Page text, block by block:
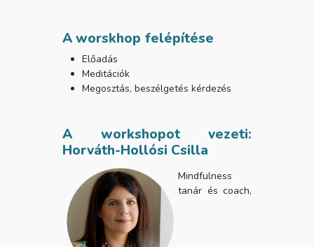
A worskhop felépítése
Előadás
Meditációk
Megosztás, beszélgetés kérdezés
A workshopot vezeti:
Horváth-Hollósi Csilla
Mindfulness
tanár és coach,